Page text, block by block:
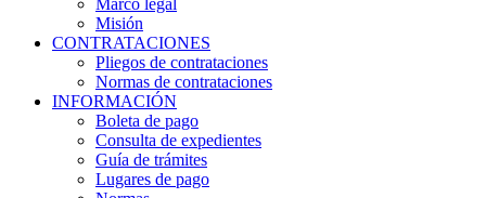
Marco legal
Misión
CONTRATACIONES
Pliegos de contrataciones
Normas de contrataciones
INFORMACIÓN
Boleta de pago
Consulta de expedientes
Guía de trámites
Lugares de pago